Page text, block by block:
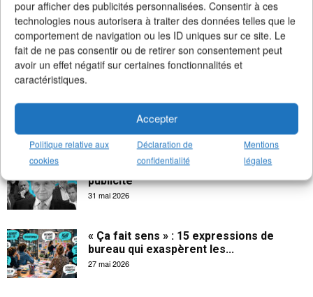
pour afficher des publicités personnalisées. Consentir à ces
technologies nous autorisera à traiter des données telles que le
comportement de navigation ou les ID uniques sur ce site. Le
fait de ne pas consentir ou de retirer son consentement peut
avoir un effet négatif sur certaines fonctionnalités et
caractéristiques.
Accepter
Politique relative aux
cookies
Déclaration de
confidentialité
Mentions
légales
l’économie française
Les salaires indécents des CEOs dans la
publicité
31 mai 2026
« Ça fait sens » : 15 expressions de
bureau qui exaspèrent les...
27 mai 2026